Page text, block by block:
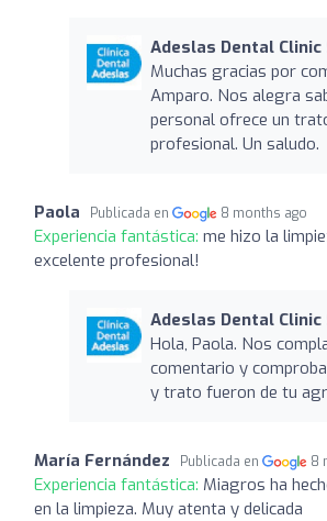
Adeslas Dental Clinic
Muchas gracias por
Amparo. Nos alegra
personal ofrece un
profesional. Un saludo.
Paola Publicada en 8 months ago
Experiencia fantástica: me hizo la
excelente profesional!
Adeslas Dental Clinic
Hola, Paola. Nos
comentario y
y trato fueron de tu
María Fernández Publicada en 8
Experiencia fantástica: Miagros ha
en la limpieza. Muy atenta y delicada